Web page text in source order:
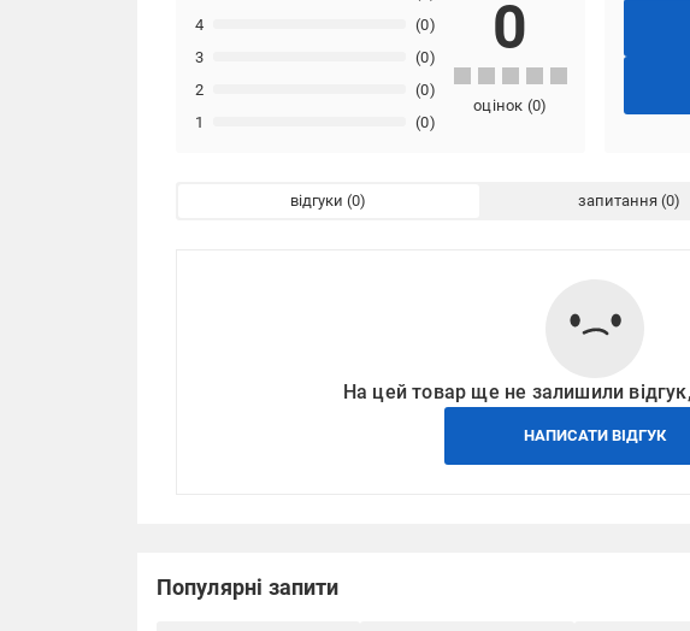
1 (0)
2 (0)
3 (0)
4 (0) 0
оцінок (0)
відгуки запитання
На цей товар ще не залишили
НАПИСАТИ ВІДГУК
Популярні запити